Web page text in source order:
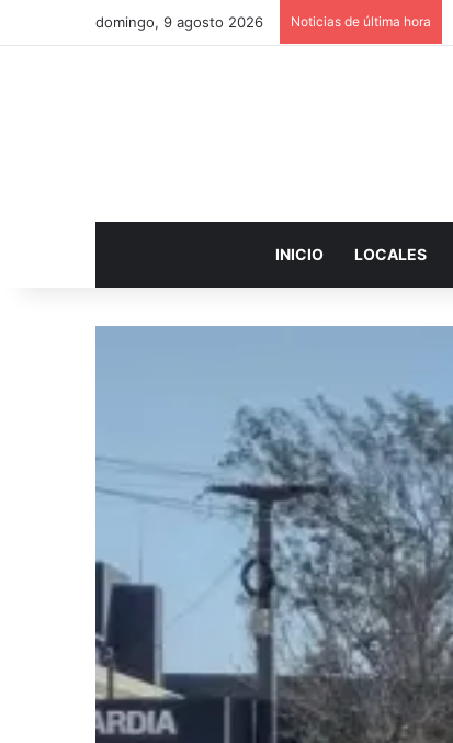
domingo, 9 agosto 2026 Noticias de última hora
INICIO LOCALES